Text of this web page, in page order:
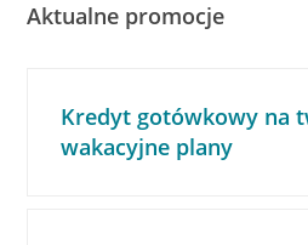
Aktualne promocje
Kredyt gotówkowy na
wakacyjne plany